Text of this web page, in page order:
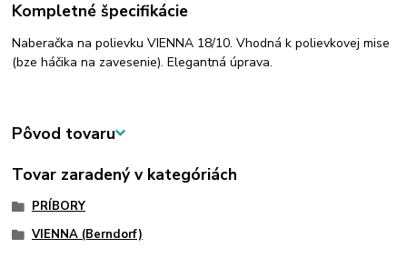
Kompletné špecifikácie
Naberačka na polievku VIENNA 18/10. Vhodná k polievkovej mise
(bze háčika na zavesenie). Elegantná úprava.
Pôvod tovaru
Tovar zaradený v kategóriách
PRÍBORY
VIENNA (Berndorf)